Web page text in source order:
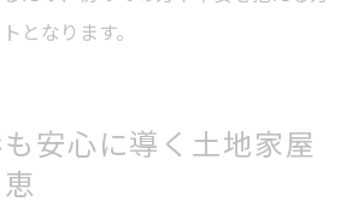
となります。
安心に導く土地家屋